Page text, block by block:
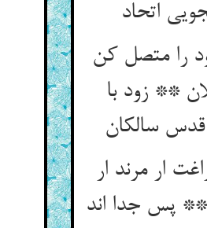
اتحاد
را متصل کن
** زود با
قدس سالکان
ار مرند ار
** پس جدا اند